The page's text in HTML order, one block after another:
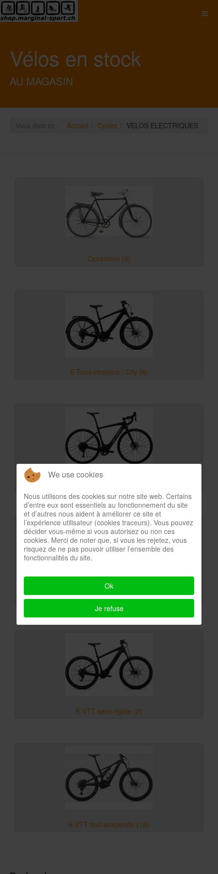
Vélos en stock
AU MAGASIN
Accueil Cycles VELOS ELECTRIQUES
Occasions (3)
E-Tous-chemins / City (6)
E-Gravel-Bike (3)
E-VTT semi-rigide (2)
E-VTT tout-suspendu (15)
We use cookies
Nous utilisons des cookies sur notre site web. Certains
d’entre eux sont essentiels au fonctionnement du site
et d’autres nous aident à améliorer ce site et
l’expérience utilisateur (cookies traceurs). Vous pouvez
décider vous-même si vous autorisez ou non ces
cookies. Merci de noter que, si vous les rejetez, vous
risquez de ne pas pouvoir utiliser l’ensemble des
fonctionnalités du site.
Ok
Je refuse